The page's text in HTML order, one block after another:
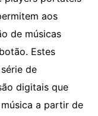
aos
de músicas
Estes
de
digitais que
a partir de